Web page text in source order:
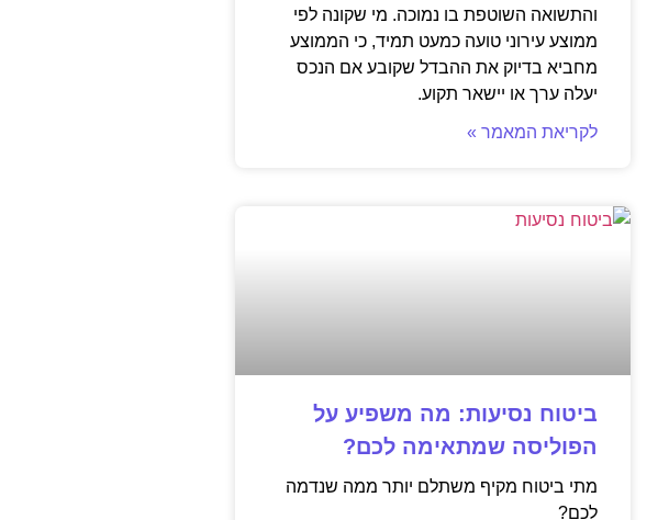
והתשואה השוטפת בו נמוכה. מי שקונה לפי
ממוצע עירוני טועה כמעט תמיד, כי הממוצע
מחביא בדיוק את ההבדל שקובע אם הנכס
יעלה ערך או יישאר תקוע.
לקריאת המאמר »
ביטוח נסיעות: מה משפיע על
הפוליסה שמתאימה לכם?
מתי ביטוח מקיף משתלם יותר ממה שנדמה
לכם?